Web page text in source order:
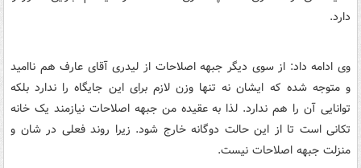
دارد.
وی ادامه داد: از سوی دیگر جبهه اصلاحات از لیدری آقای عارف هم ناامید
و متوجه شده که ایشان نه تنها وزن لازم برای این جایگاه را ندارد بلکه
توانایی آن را هم ندارد. لذا به عقیده من جبهه اصلاحات نیازمند یک خانه
تکانی است تا از این حالت دوگانه خارج شود. زیرا روند فعلی در شان و
منزلت جبهه اصلاحات نیست.